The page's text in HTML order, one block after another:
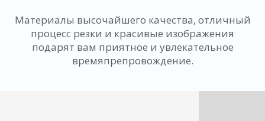
Материалы высочайшего качества, отличный
процесс резки и красивые изображения
подарят вам приятное и увлекательное
времяпрепровождение.